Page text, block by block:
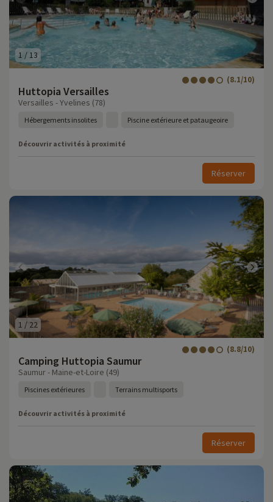
1 / 13
Huttopia Versailles
(8.1/10)
Versailles - Yvelines (78)
Hébergements insolites Piscine extérieure et pataugeoire
Découvrir activités à proximité
Réserver
1 / 22
Camping Huttopia Saumur
(8.8/10)
Saumur - Maine-et-Loire (49)
Piscines extérieures Terrains multisports
Découvrir activités à proximité
Réserver